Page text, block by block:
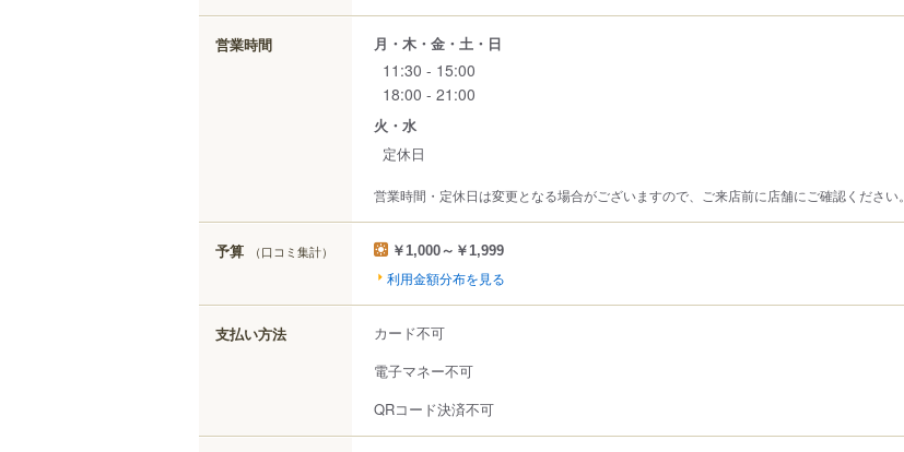
営業時間 月・木・金・土・日
11:30 - 15:00
18:00 - 21:00
火・水
定休日
営業時間・定休日は変更となる場合がございますので、ご来店前に店舗にご確認ください。
予算 （口コミ集計） ￥1,000～￥1,999
利用金額分布を見る
支払い方法
カード不可
電子マネー不可
QRコード決済不可